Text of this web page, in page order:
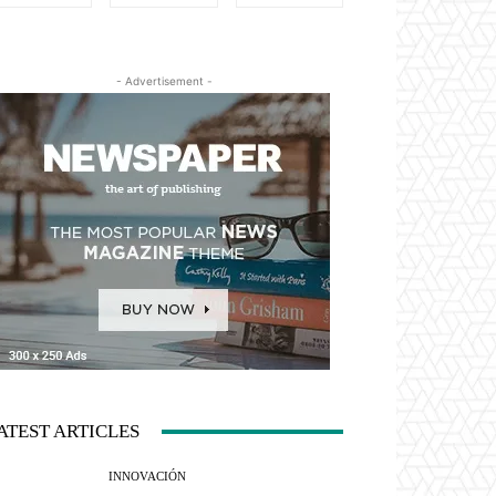
- Advertisement -
ARTICLES
INNOVACIÓN